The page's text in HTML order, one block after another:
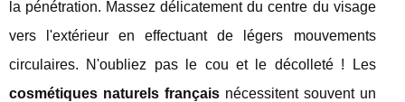
la pénétration. Massez délicatement du centre du visage
vers l'extérieur en effectuant de légers mouvements
circulaires. N'oubliez pas le cou et le décolleté ! Les
cosmétiques naturels françaisnécessitent souvent un